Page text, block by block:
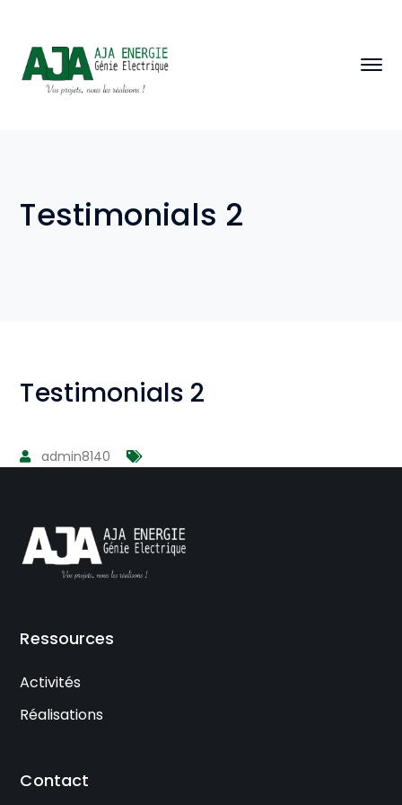
Testimonials 2
Testimonials 2
admin8140
Ressources
Activités
Réalisations
Contact